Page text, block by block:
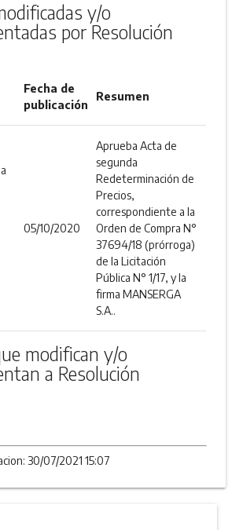
y/o
por Resolución
Fecha de
publicación
Resumen
05/10/2020
Aprueba Acta de
segunda
Redeterminación de
Precios,
correspondiente a la
Orden de Compra N°
37694/18 (prórroga)
de la Licitación
Pública N° 1/17, y la
firma MANSERGA
S.A..
modifican y/o
a Resolución
30/07/2021 15:07